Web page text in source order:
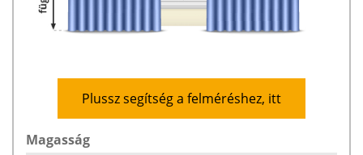
Plussz segítség a felméréshez, itt
Magasság